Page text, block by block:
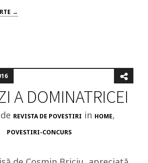
→
A DOMINATRICEI
REVISTA DE POVESTIRI in HOME,
POVESTIRI-CONCURS